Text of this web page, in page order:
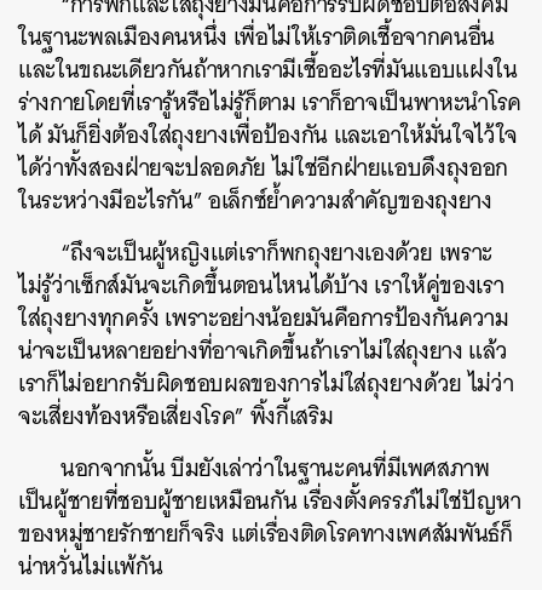
ในฐานะพลเมืองคนหนึ่ง เพื่อไม่ให้เราติดเชื้อจากคนอื่น
และในขณะเดียวกันถ้าหากเรามีเชื้ออะไรที่มันแอบแฝงใน
ร่างกายโดยที่เรารู้หรือไม่รู้ก็ตาม เราก็อาจเป็นพาหะนำโรค
ได้ มันก็ยิ่งต้องใส่ถุงยางเพื่อป้องกัน และเอาให้มั่นใจไว้ใจ
ได้ว่าทั้งสองฝ่ายจะปลอดภัย ไม่ใช่อีกฝ่ายแอบดึงถุงออก
ในระหว่างมีอะไรกัน” อเล็กซ์ย้ำความสำคัญของถุงยาง
“ถึงจะเป็นผู้หญิงแต่เราก็พกถุงยางเองด้วย เพราะ
ไม่รู้ว่าเซ็กส์มันจะเกิดขึ้นตอนไหนได้บ้าง เราให้คู่ของเรา
ใส่ถุงยางทุกครั้ง เพราะอย่างน้อยมันคือการป้องกันความ
น่าจะเป็นหลายอย่างที่อาจเกิดขึ้นถ้าเราไม่ใส่ถุงยาง แล้ว
เราก็ไม่อยากรับผิดชอบผลของการไม่ใส่ถุงยางด้วย ไม่ว่า
จะเสี่ยงท้องหรือเสี่ยงโรค” พิ้งกี้เสริม
นอกจากนั้น บีมยังเล่าว่าในฐานะคนที่มีเพศสภาพ
เป็นผู้ชายที่ชอบผู้ชายเหมือนกัน เรื่องตั้งครรภ์ไม่ใช่ปัญหา
ของหมู่ชายรักชายก็จริง แต่เรื่องติดโรคทางเพศสัมพันธ์ก็
น่าหวั่นไม่แพ้กัน